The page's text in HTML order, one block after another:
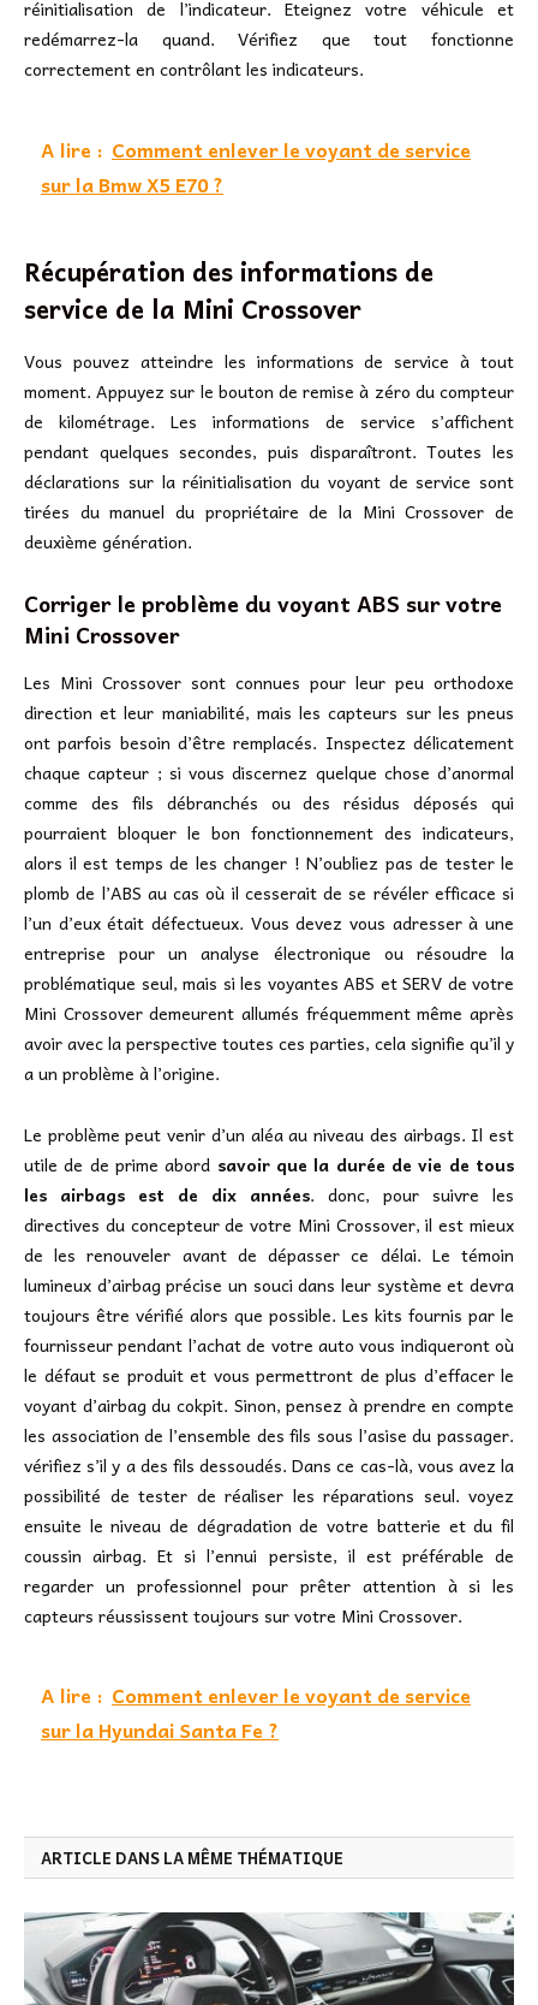
réinitialisation de l’indicateur. Eteignez votre véhicule et
redémarrez-la quand. Vérifiez que tout fonctionne
correctement en contrôlant les indicateurs.
A lire : Comment enlever le voyant de service
sur la Bmw X5 E70 ?
Récupération des informations de
service de la Mini Crossover
Vous pouvez atteindre les informations de service à tout
moment. Appuyez sur le bouton de remise à zéro du compteur
de kilométrage. Les informations de service s’affichent
pendant quelques secondes, puis disparaîtront. Toutes les
déclarations sur la réinitialisation du voyant de service sont
tirées du manuel du propriétaire de la Mini Crossover de
deuxième génération.
Corriger le problème du voyant ABS sur votre
Mini Crossover
Les Mini Crossover sont connues pour leur peu orthodoxe
direction et leur maniabilité, mais les capteurs sur les pneus
ont parfois besoin d’être remplacés. Inspectez délicatement
chaque capteur ; si vous discernez quelque chose d’anormal
comme des fils débranchés ou des résidus déposés qui
pourraient bloquer le bon fonctionnement des indicateurs,
alors il est temps de les changer ! N’oubliez pas de tester le
plomb de l’ABS au cas où il cesserait de se révéler efficace si
l’un d’eux était défectueux. Vous devez vous adresser à une
entreprise pour un analyse électronique ou résoudre la
problématique seul, mais si les voyantes ABS et SERV de votre
Mini Crossover demeurent allumés fréquemment même après
avoir avec la perspective toutes ces parties, cela signifie qu’il y
a un problème à l’origine.
Le problème peut venir d’un aléa au niveau des airbags. Il est
utile de de prime abord savoir que la durée de vie de tous
les airbags est de dix années. donc, pour suivre les
directives du concepteur de votre Mini Crossover, il est mieux
de les renouveler avant de dépasser ce délai. Le témoin
lumineux d’airbag précise un souci dans leur système et devra
toujours être vérifié alors que possible. Les kits fournis par le
fournisseur pendant l’achat de votre auto vous indiqueront où
le défaut se produit et vous permettront de plus d’effacer le
voyant d’airbag du cokpit. Sinon, pensez à prendre en compte
les association de l’ensemble des fils sous l’asise du passager.
vérifiez s’il y a des fils dessoudés. Dans ce cas-là, vous avez la
possibilité de tester de réaliser les réparations seul. voyez
ensuite le niveau de dégradation de votre batterie et du fil
coussin airbag. Et si l’ennui persiste, il est préférable de
regarder un professionnel pour prêter attention à si les
capteurs réussissent toujours sur votre Mini Crossover.
A lire : Comment enlever le voyant de service
sur la Hyundai Santa Fe ?
ARTICLE DANS LA MÊME THÉMATIQUE